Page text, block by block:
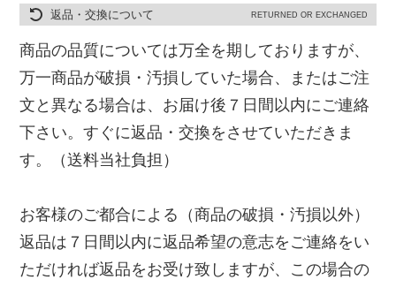
返品・交換について RETURNED OR EXCHANGED
商品の品質については万全を期しておりますが、
万一商品が破損・汚損していた場合、またはご注
文と異なる場合は、お届け後７日間以内にご連絡
下さい。すぐに返品・交換をさせていただきま
す。（送料当社負担）
お客様のご都合による（商品の破損・汚損以外）
返品は７日間以内に返品希望の意志をご連絡をい
ただければ返品をお受け致しますが、この場合の